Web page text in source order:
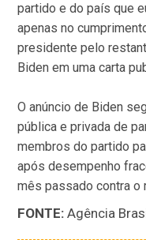
partido e do país que
apenas no
presidente pelo
Biden em uma carta
O anúncio de Biden
pública e privada de
membros do partido
após desempenho
mês passado contra o
FONTE:Agência